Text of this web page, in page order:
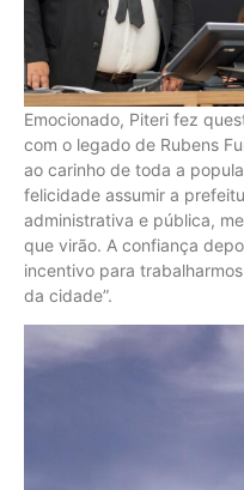
Emocionado, Piteri fez
com o legado de Rubens
ao carinho de toda a
felicidade assumir a
administrativa e pública,
que virão. A confiança
incentivo para
da cidade”.